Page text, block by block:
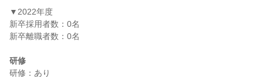
▼2022年度
新卒採用者数：0名
新卒離職者数：0名
研修
研修：あり